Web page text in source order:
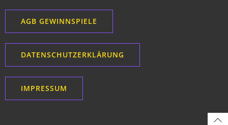
AGB GEWINNSPIELE
DATENSCHUTZERKLÄRUNG
IMPRESSUM